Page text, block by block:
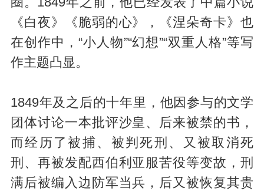
《白夜》《脆弱的心》，《涅朵奇卡》也
在创作中，“小人物”“幻想”“双重人格”等写
作主题凸显。
1849年及之后的十年里，他因参与的文学
团体讨论一本批评沙皇、后来被禁的书，
而经历了被捕、被判死刑、又被取消死
刑、再被发配西伯利亚服苦役等变故，刑
满后被编入边防军当兵，后又被恢复其贵